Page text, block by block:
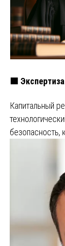
🟩
Капитальный
безопасность,